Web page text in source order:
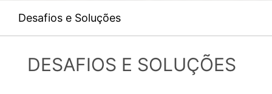
Desafios e Soluções
DESAFIOS E SOLUÇÕES
privacidade do Google:
https://support.google.com/analytics/answer/600424
PrivacidadeeTermos do Serviçodo Google.
ENVIAR